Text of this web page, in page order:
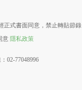
正式書面同意，禁止轉貼節錄
意 隱私政策
02-77048996